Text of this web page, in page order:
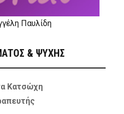
Παυλίδη
& ΨΥΧΗΣ
Κατσώχη